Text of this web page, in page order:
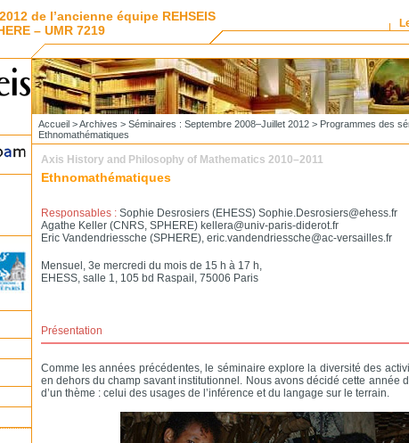
de l’ancienne équipe REHSEIS
– UMR 7219
Accueil>Archives > Séminaires : Septembre 2008–Juillet 2012> Programmes des
Ethnomathématiques
Axis History and Philosophy of Mathematics 2010–2011
Ethnomathématiques
Responsables : Sophie Desrosiers (EHESS) Sophie.Desrosiers@ehess.fr
Agathe Keller (CNRS, SPHERE) kellera@univ-paris-diderot.fr
Eric Vandendriessche (SPHERE), eric.vandendriessche@ac-versailles.fr
Mensuel, 3e mercredi du mois de 15 h à 17 h,
EHESS, salle 1, 105 bd Raspail, 75006 Paris
Présentation
Comme les années précédentes, le séminaire explore la diversité des
en dehors du champ savant institutionnel. Nous avons décidé cette année
d’un thème : celui des usages de l’inférence et du langage sur le terrain.